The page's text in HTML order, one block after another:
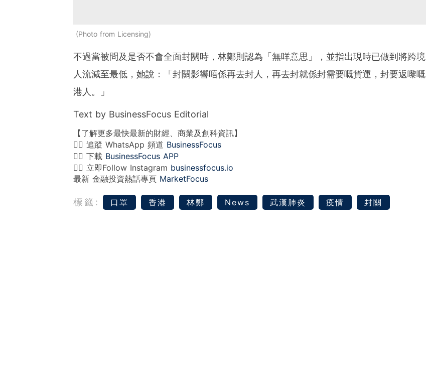
Photo from Licensing
不過當被問及是否不會全面封關時，林鄭則認為「無咩意思」，並指出現時已做到將跨境
人流減至最低，她說：「封關影響唔係再去封人，再去封就係封需要嘅貨運，封要返嚟嘅
港人。」
Text by BusinessFocus Editorial
【了解更多最快最新的財經、商業及創科資訊】
👉🏻 追蹤 WhatsApp 頻道 BusinessFocus
👉🏻 下載 BusinessFocus APP
👉🏻 立即Follow Instagram businessfocus.io
最新 金融投資熱話專頁 MarketFocus
標籤: 口罩 香港 林鄭 News 武漢肺炎 疫情 封關